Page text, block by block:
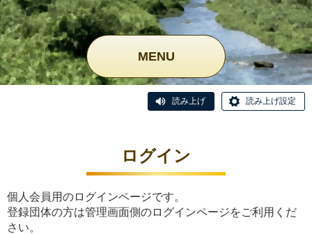
MENU
読み上げ 読み上げ設定
ログイン
個人会員用のログインページです。
登録団体の方は管理画面側のログインページをご利用くだ
さい。